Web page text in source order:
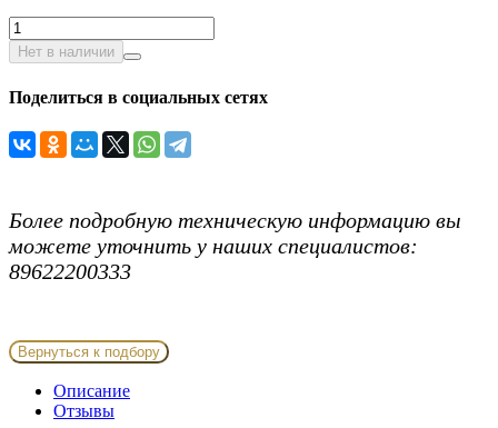
Нет в наличии
Поделиться в социальных сетях
Более подробную техническую информацию вы
можете уточнить у наших специалистов:
89622200333
Вернуться к подбору
Описание
Отзывы